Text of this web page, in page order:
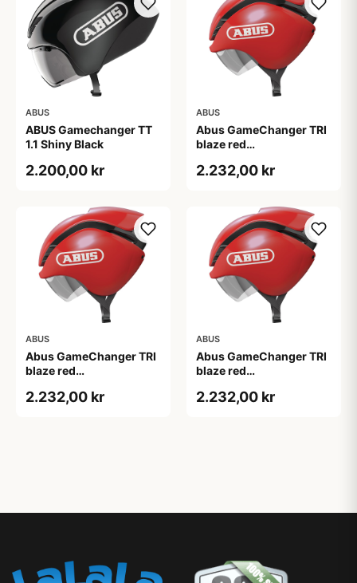
ABUS
ABUS Gamechanger TT
1.1 Shiny Black
2.200,00 kr
ABUS
Abus GameChanger TRI
blaze red
cm)
2.232,00 kr
ABUS
Abus GameChanger TRI
blaze red
cm)
2.232,00 kr
ABUS
Abus GameChanger TRI
blaze red
cm)
2.232,00 kr